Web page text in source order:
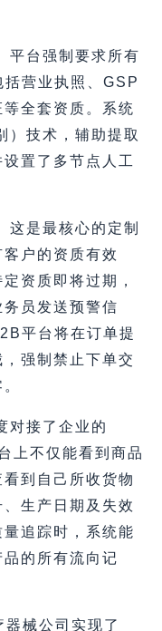
平台强制要求所有
营业执照、GSP
全套资质。系统
）技术，辅助提取
置了多节点人工
这是最核心的定制
户的资质有效
资质即将过期，
员发送预警信
平台将在订单提
强制禁止下单交
对接了企业的
上不仅能看到商品
到自己所收货物
生产日期及失效
追踪时，系统能
的所有流向记
械公司实现了